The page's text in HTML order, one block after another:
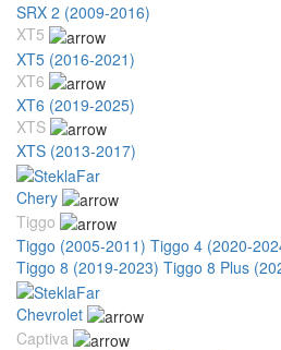
SRX 2 (2009-2016)
XT5
XT5 (2016-2021)
XT6
XT6 (2019-2025)
XTS
XTS (2013-2017)
Chery
Tiggo
Tiggo (2005-2011) Tiggo 4 (2020-
Tiggo 8 (2019-2023) Tiggo 8 Plus
Chevrolet
Captiva